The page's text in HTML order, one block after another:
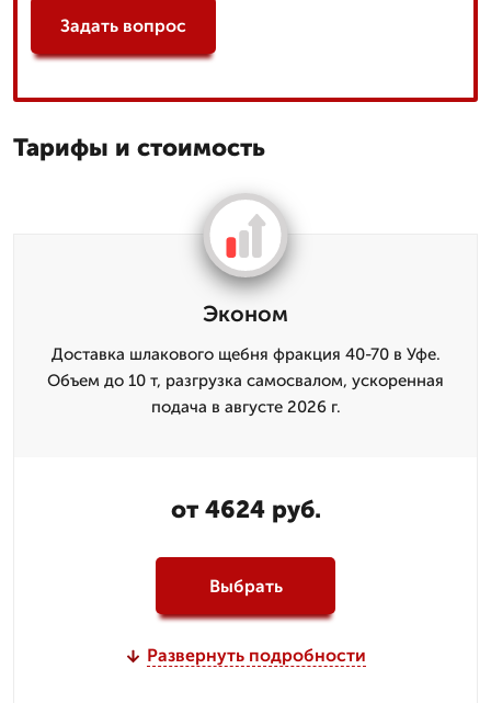
Задать вопрос
Тарифы и стоимость
Эконом
Доставка шлакового щебня фракция 40-70 в Уфе.
Объем до 10 т, разгрузка самосвалом, ускоренная
подача в августе 2026 г.
от 4624 руб.
Выбрать
Развернуть подробности